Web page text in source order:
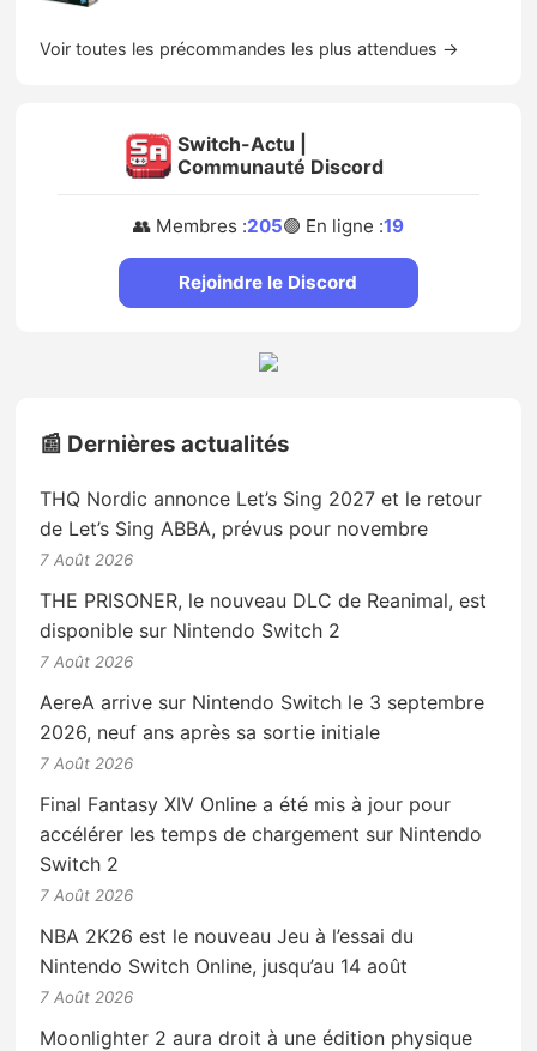
Voir toutes les précommandes les plus attendues →
Switch-Actu |
Communauté Discord
👥 Membres :205🟢 En ligne :19
Rejoindre le Discord
📰 Dernières actualités
THQ Nordic annonce Let’s Sing 2027 et le retour
de Let’s Sing ABBA, prévus pour novembre
7 Août 2026
THE PRISONER, le nouveau DLC de Reanimal, est
disponible sur Nintendo Switch 2
7 Août 2026
AereA arrive sur Nintendo Switch le 3 septembre
2026, neuf ans après sa sortie initiale
7 Août 2026
Final Fantasy XIV Online a été mis à jour pour
accélérer les temps de chargement sur Nintendo
Switch 2
7 Août 2026
NBA 2K26 est le nouveau Jeu à l’essai du
Nintendo Switch Online, jusqu’au 14 août
7 Août 2026
Moonlighter 2 aura droit à une édition physique